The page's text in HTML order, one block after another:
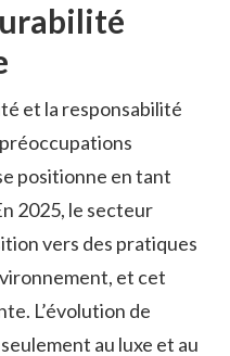
et la responsabilité
positionne en tant
2025, le secteur
vers des pratiques
et cet
L’évolution de
au luxe et au